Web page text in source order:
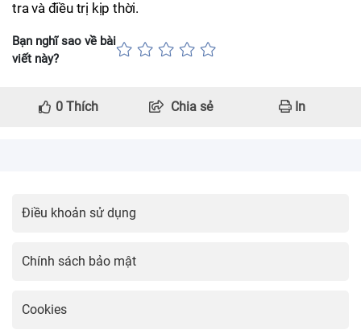
tra và điều trị kịp thời.
Bạn nghĩ sao về bài
viết này?
0 Thích Chia sẻ In
Điều khoản sử dụng
Chính sách bảo mật
Cookies